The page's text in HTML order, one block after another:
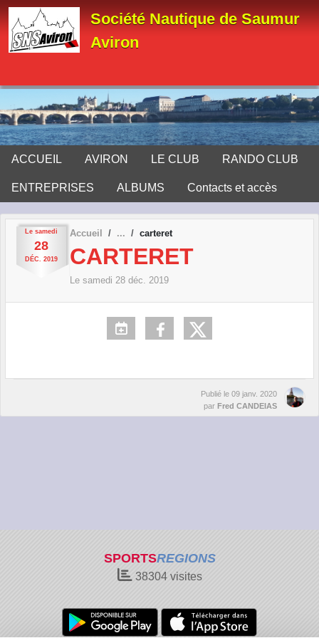
Société Nautique de Saumur
Aviron
ACCUEIL AVIRON LE CLUB RANDO CLUB
ENTREPRISES ALBUMS Contacts et accès
Le samedi
28
DÉC. 2019
Accueil carteret
CARTERET
Le samedi 28 déc. 2019
Publié le 09 janv. 2020
par Fred CANDEIAS
SPORTSREGIONS
38304visites
Panneau de gestion des cookies